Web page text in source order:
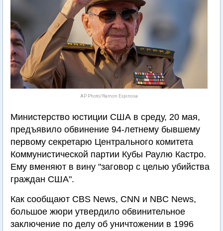
AP Photo/Ramon Espinosa
Министерство юстиции США в среду, 20 мая,
предъявило обвинение 94-летнему бывшему
первому секретарю Центрального комитета
Коммунистической партии Кубы Раулю Кастро.
Ему вменяют в вину "заговор с целью убийства
граждан США".
Как сообщают CBS News, CNN и NBC News,
большое жюри утвердило обвинительное
заключение по делу об уничтожении в 1996